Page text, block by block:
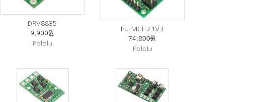
DRV8835
9,900원
Pololu
PU-MCF-21V3
74,800원
Pololu